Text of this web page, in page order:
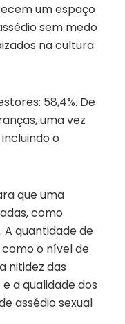
um espaço
sem medo
na cultura
58,4%. De
uma vez
o
que uma
como
A quantidade de
o nível de
nitidez das
a qualidade dos
assédio sexual